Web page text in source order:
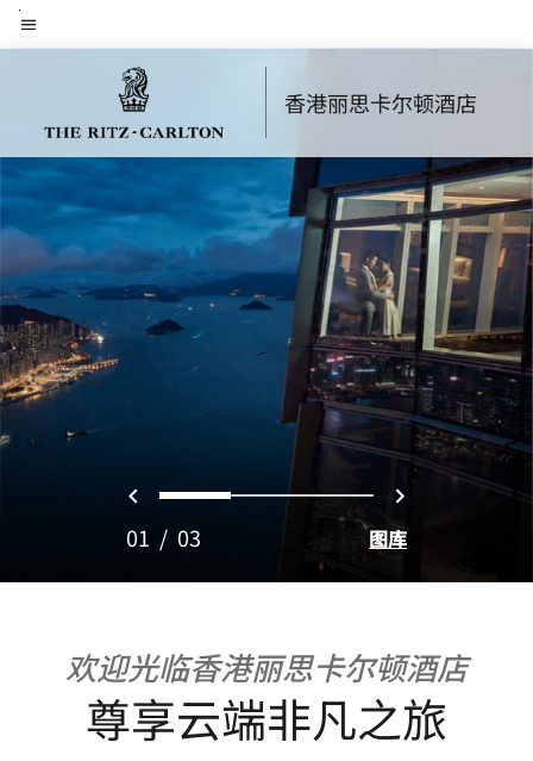
Skip
to菜单文本
香港丽思卡尔顿酒店
上一页
0 1 2 下一页
01 / 03 图库
欢迎光临香港丽思卡尔顿酒店
尊享云端非凡之旅